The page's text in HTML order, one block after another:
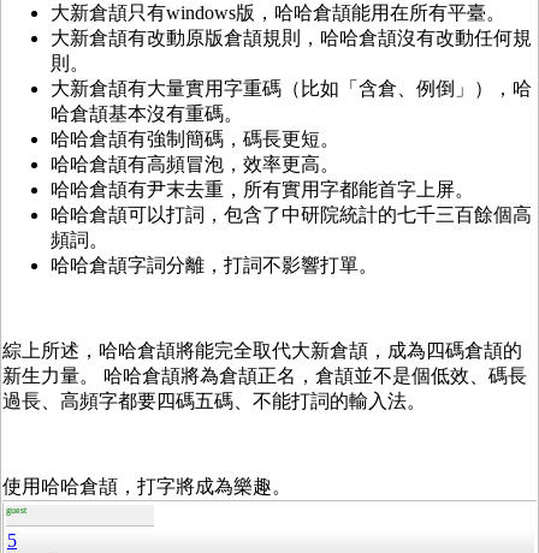
大新倉頡只有windows版，哈哈倉頡能用在所有平臺。
大新倉頡有改動原版倉頡規則，哈哈倉頡沒有改動任何規
則。
大新倉頡有大量實用字重碼（比如「含倉、例倒」），哈
哈倉頡基本沒有重碼。
哈哈倉頡有強制簡碼，碼長更短。
哈哈倉頡有高頻冒泡，效率更高。
哈哈倉頡有尹末去重，所有實用字都能首字上屏。
哈哈倉頡可以打詞，包含了中研院統計的七千三百餘個高
頻詞。
哈哈倉頡字詞分離，打詞不影響打單。
綜上所述，哈哈倉頡將能完全取代大新倉頡，成為四碼倉頡的
新生力量。 哈哈倉頡將為倉頡正名，倉頡並不是個低效、碼長
過長、高頻字都要四碼五碼、不能打詞的輸入法。
使用哈哈倉頡，打字將成為樂趣。
guest
5